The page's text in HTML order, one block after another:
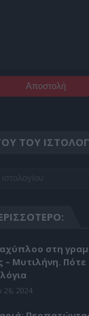
ΤΟΥ
στη
– Μυτιλήνη. Πότε
26, 2024